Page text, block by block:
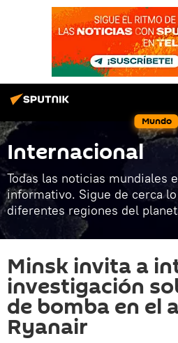
Mundo
Internacional
Todas las noticias mundiales
informativo. Sigue de cerca
diferentes regiones del
Minsk invita a
investigación
de bomba en el
Ryanair